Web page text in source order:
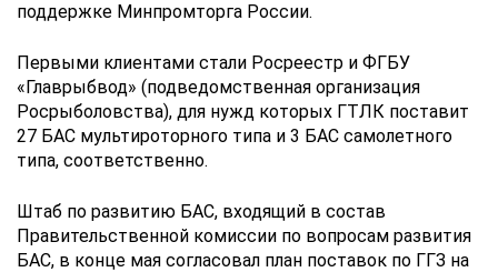
поддержке Минпромторга России.
Первыми клиентами стали Росреестр и ФГБУ
«Главрыбвод» (подведомственная организация
Росрыболовства), для нужд которых ГТЛК поставит
27 БАС мультироторного типа и 3 БАС самолетного
типа, соответственно.
Штаб по развитию БАС, входящий в состав
Правительственной комиссии по вопросам развития
БАС, в конце мая согласовал план поставок по ГГЗ на